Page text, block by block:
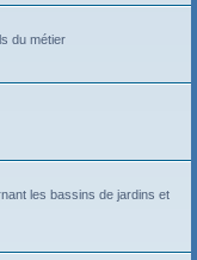
du métier
les bassins de jardins et